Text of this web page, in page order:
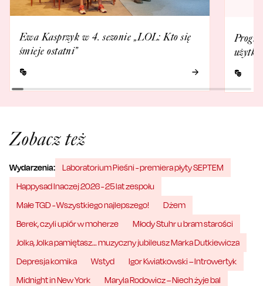
Ewa Kasprzyk w 4. sezonie „LOL: Kto się
śmieje ostatni”
Zobacz też
Wydarzenia:
Laboratorium Pieśni - premiera płyty SEPTEM
Happysad Inaczej 2026 - 25 lat zespołu
Małe TGD - Wszystkiego najlepszego!
Dżem
Berek, czyli upiór w moherze
Młody Stuhr u bram starości
Jolka, Jolka pamiętasz… muzyczny jubileusz Marka Dutkiewicza
Depresja komika
Wstyd
Igor Kwiatkowski – Introwertyk
Midnight in New York
Maryla Rodowicz – Niech żyje bal